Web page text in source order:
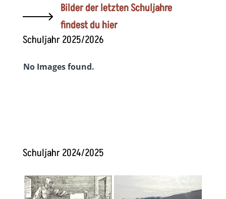
Bilder der letzten Schuljahre
findest du hier
Schuljahr 2025/2026
No Images found.
Schuljahr 2024/2025